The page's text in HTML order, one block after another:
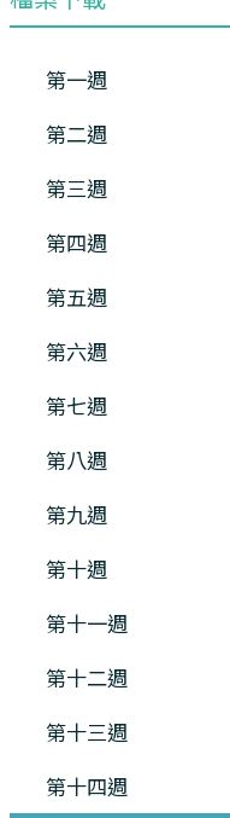
第一週
第二週
第三週
第四週
第五週
第六週
第七週
第八週
第九週
第十週
第十一週
第十二週
第十三週
第十四週